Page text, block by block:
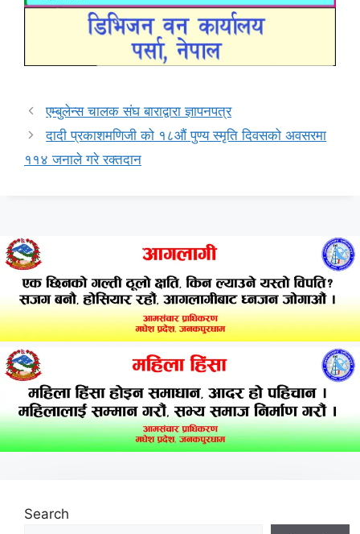
एम्बुलेन्स चालक संघ बाराद्वारा ज्ञापनपत्र
दादी प्रकाशमणिजी को १८औं पुण्य स्मृति दिवसको अवसरमा
११४ जनाले गरे रक्तदान
Search